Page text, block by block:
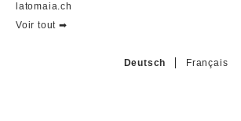
latomaia.ch
Voir tout ➡︎
Deutsch Français